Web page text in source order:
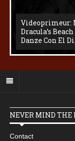
Videoprimeur:
Dracula’s
Danze Con El
NEVER MIND THE
Contact